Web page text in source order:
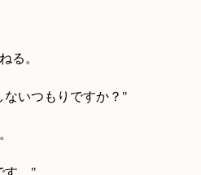
る。
いつもりですか？"
す。"